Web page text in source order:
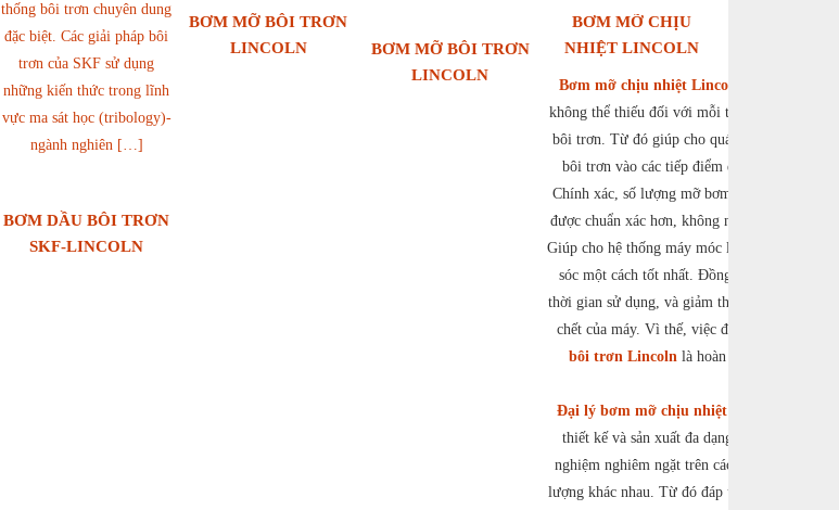
thống bôi trơn chuyên dung
đặc biệt. Các giải pháp bôi
trơn của SKF sử dụng
những kiến thức trong lĩnh
vực ma sát học (tribology)-
ngành nghiên […]
BƠM DẦU BÔI TRƠN
SKF-LINCOLN
BƠM MỠ BÔI TRƠN
LINCOLN
BƠM MỠ BÔI TRƠN
LINCOLN
BƠM MỠ CHỊU
NHIỆT LINCOLN
Bơm mỡ chịu nhiệt Lincoln
không thể thiếu đối với mỗi thiết bị bơm mỡ
bôi trơn. Từ đó giúp cho quá trình bơm mỡ
bôi trơn vào các tiếp điểm được tốt hơn.
Chính xác, số lượng mỡ bơm ra cũng vì thế
được chuẩn xác hơn, không nhiều, không ít.
Giúp cho hệ thống máy móc luôn được chăm
sóc một cách tốt nhất. Đồng thời, kéo dài
thời gian sử dụng, và giảm thiểu số thời gian
chết của máy. Vì thế, việc đầu tư
bôi trơn Lincolnlà hoàn toàn hợp lý.
Đại lý bơm mỡ chịu nhiệt Lincoln
thiết kế và sản xuất đa dạng. Được kiểm
nghiệm nghiêm ngặt trên các thông số chất
lượng khác nhau. Từ đó đáp ứng được nhiều